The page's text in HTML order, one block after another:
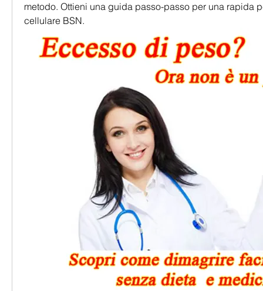
metodo. Ottieni una guida passo-passo per una rapida
cellulare BSN.